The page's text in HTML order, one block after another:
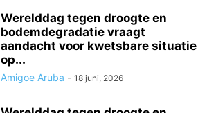
Werelddag tegen droogte en
bodemdegradatie vraagt
aandacht voor kwetsbare situatie
op...
Amigoe Aruba - 18 juni, 2026